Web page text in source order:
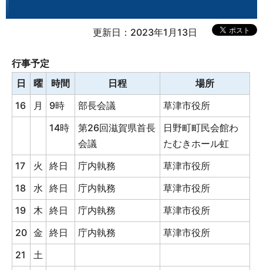
更新日：2023年1月13日
行事予定
日
曜 時間 日程
場所
16
月 9時 部長会議
草津市役所
14時
第26回滋賀県首長
会議
日野町町民会館わ
たむきホール虹
17
火 終日 庁内執務
草津市役所
18
水 終日 庁内執務
草津市役所
19
木 終日 庁内執務
草津市役所
20 金 終日 庁内執務
草津市役所
21
土